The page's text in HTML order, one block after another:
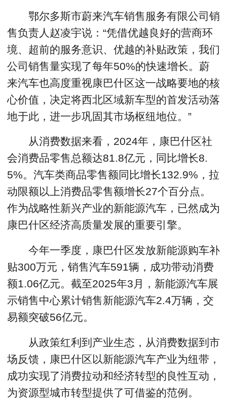
鄂尔多斯市蔚来汽车销售服务有限公司销
售负责人赵凌宇说：“凭借优越良好的营商环
境、超前的服务意识、优越的补贴政策，我们
公司销售量实现了每年50%的快速增长。蔚
来汽车也高度重视康巴什区这一战略要地的核
心价值，决定将西北区域新车型的首发活动落
地于此，进一步巩固其市场枢纽地位。”
从消费数据来看，2024年，康巴什区社
会消费品零售总额达81.8亿元，同比增长8.
5%。汽车类商品零售额同比增长132.9%，拉
动限额以上消费品零售额增长27个百分点。
作为战略性新兴产业的新能源汽车，已然成为
康巴什区经济高质量发展的重要引擎。
今年一季度，康巴什区发放新能源购车补
贴300万元，销售汽车591辆，成功带动消费
额1.06亿元。截至2025年3月，新能源汽车展
示销售中心累计销售新能源汽车2.4万辆，交
易额突破56亿元。
从政策红利到产业生态，从消费数据到市
场反馈，康巴什区以新能源汽车产业为纽带，
成功实现了消费拉动和经济转型的良性互动，
为资源型城市转型提供了可借鉴的范例。